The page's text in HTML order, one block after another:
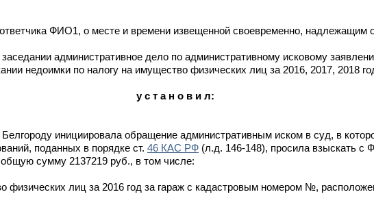
ответчика ФИО1, о месте и времени извещенной своевременно, надлежащим
административное дело по административному исковому
недоимки по налогу на имущество физических лиц за 2016, 2017, 2018
у с т а н о в и л:
инициировала обращение административным иском в суд, в
поданных в порядке ст. 46 КАС РФ (л.д. 146-148), просила взыскать с
сумму 2137219 руб., в том числе:
физических лиц за 2016 год за гараж с кадастровым номером №,